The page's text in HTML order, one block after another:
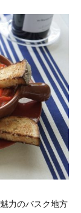
力のバスク地方